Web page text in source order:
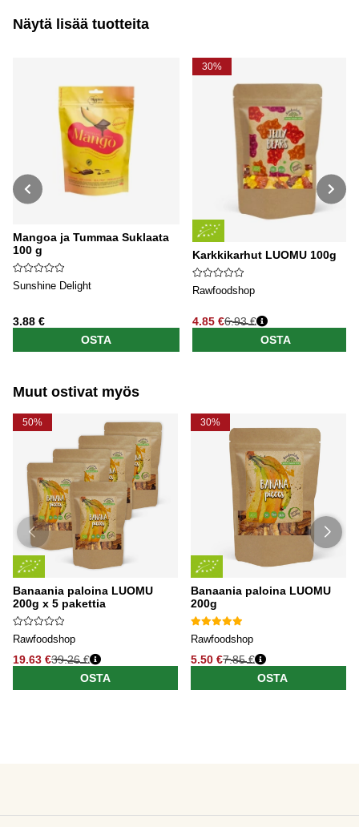
Näytä lisää tuotteita
Mangoa ja Tummaa Suklaata
100 g
Sunshine Delight
3.88 €
OSTA
30%
Karkkikarhut LUOMU 100g
Rawfoodshop
4.85 €
Normaali hinta
6.93 €
OSTA
Muut ostivat myös
50%
Banaania paloina LUOMU
200g x 5 pakettia
Rawfoodshop
19.63 €39.26 €
OSTA
30%
Banaania paloina LUOMU
200g
Rawfoodshop
5.50 €7.85 €
OSTA